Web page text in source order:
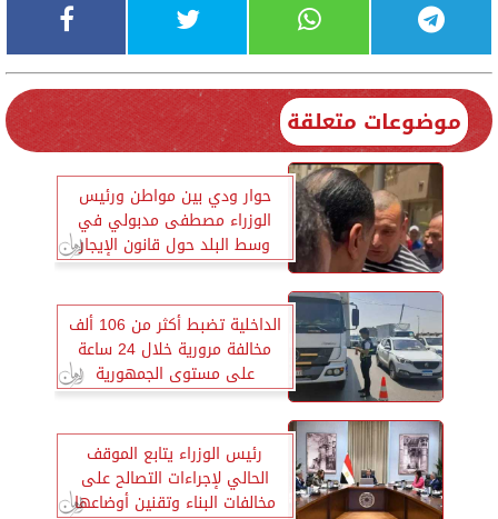
موضوعات متعلقة
حوار ودي بين مواطن ورئيس
الوزراء مصطفى مدبولي في
وسط البلد حول قانون الإيجار
القديم
الداخلية تضبط أكثر من 106 ألف
مخالفة مرورية خلال 24 ساعة
على مستوى الجمهورية
رئيس الوزراء يتابع الموقف
الحالي لإجراءات التصالح على
مخالفات البناء وتقنين أوضاعها